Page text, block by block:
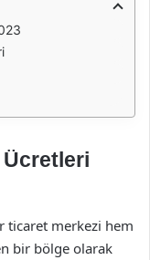
ticaret merkezi hem
bir bölge olarak